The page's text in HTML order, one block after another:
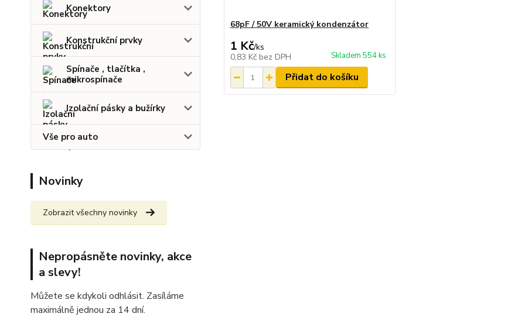
Konektory
Konstrukční prvky
Spínače , tlačítka ,
mikrospínače
Izolační pásky a bužírky
Vše pro auto
Novinky
Zobrazit všechny novinky
Nepropásněte novinky, akce
a slevy!
Můžete se kdykoli odhlásit. Zasíláme
maximálně jednou za 14 dní.
68pF / 50V keramický kondenzátor
1 Kč/ks
0,83 Kč bez DPH Skladem 554 ks
Přidat do košíku